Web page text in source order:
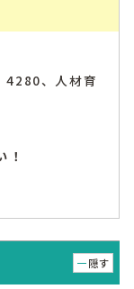
、人材育
！
隠す